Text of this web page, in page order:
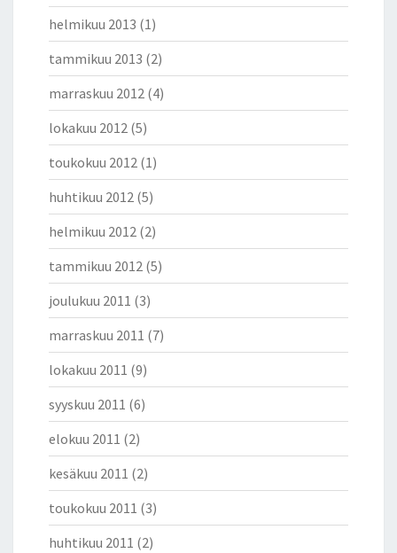
helmikuu 2013 (1)
tammikuu 2013 (2)
marraskuu 2012 (4)
lokakuu 2012 (5)
toukokuu 2012 (1)
huhtikuu 2012 (5)
helmikuu 2012 (2)
tammikuu 2012 (5)
joulukuu 2011 (3)
marraskuu 2011 (7)
lokakuu 2011 (9)
syyskuu 2011 (6)
elokuu 2011 (2)
kesäkuu 2011 (2)
toukokuu 2011 (3)
huhtikuu 2011 (2)